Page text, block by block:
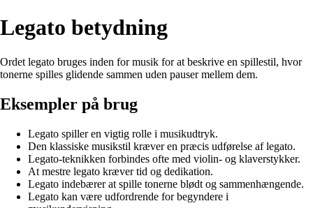
Legato betydning
Ordet legato bruges inden for musik for at beskrive en spillestil, hvor
tonerne spilles glidende sammen uden pauser mellem dem.
Eksempler på brug
Legato spiller en vigtig rolle i musikudtryk.
Den klassiske musikstil kræver en præcis udførelse af legato.
Legato-teknikken forbindes ofte med violin- og klaverstykker.
At mestre legato kræver tid og dedikation.
Legato indebærer at spille tonerne blødt og sammenhængende.
Legato kan være udfordrende for begyndere i